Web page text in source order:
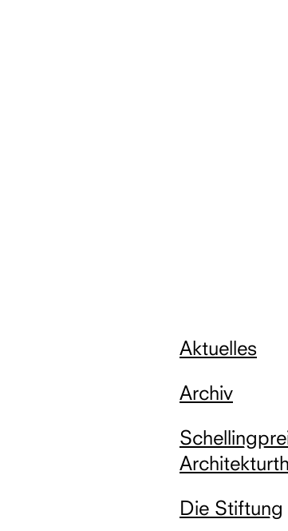
Aktuelles
Archiv
Die Stiftung